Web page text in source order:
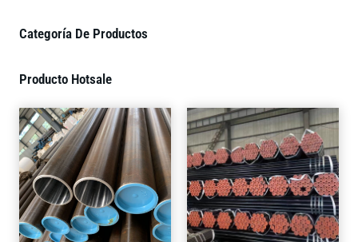
Categoría De Productos
Producto Hotsale